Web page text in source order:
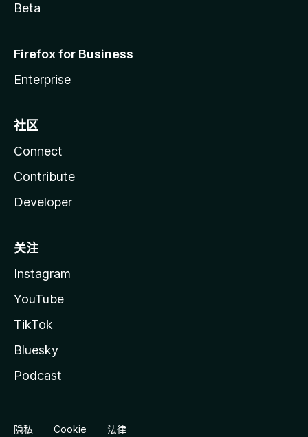
Beta
Firefox for Business
Enterprise
社区
Connect
Contribute
Developer
关注
Instagram
YouTube
TikTok
Bluesky
Podcast
隐私 Cookie 法律